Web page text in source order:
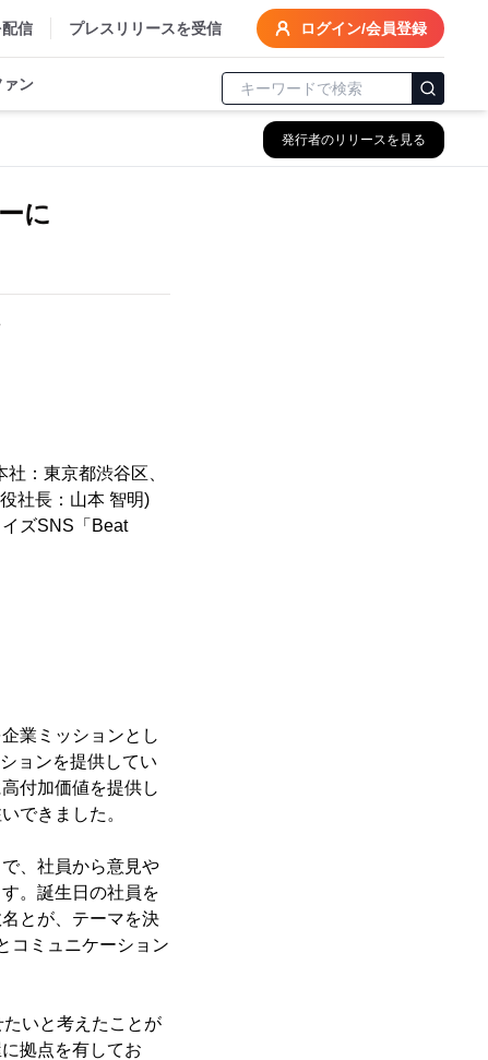
信 プレスリリースを受信 ログイン/会員登録
ァン
発行者のリリースを見る
に
：東京都渋谷区、
社長：山本 智明)
ズSNS「Beat
業ミッションとし
ョンを提供してい
付加価値を提供し
できました。
、社員から意見や
。誕生日の社員を
とが、テーマを決
コミュニケーション
いと考えたことが
拠点を有してお